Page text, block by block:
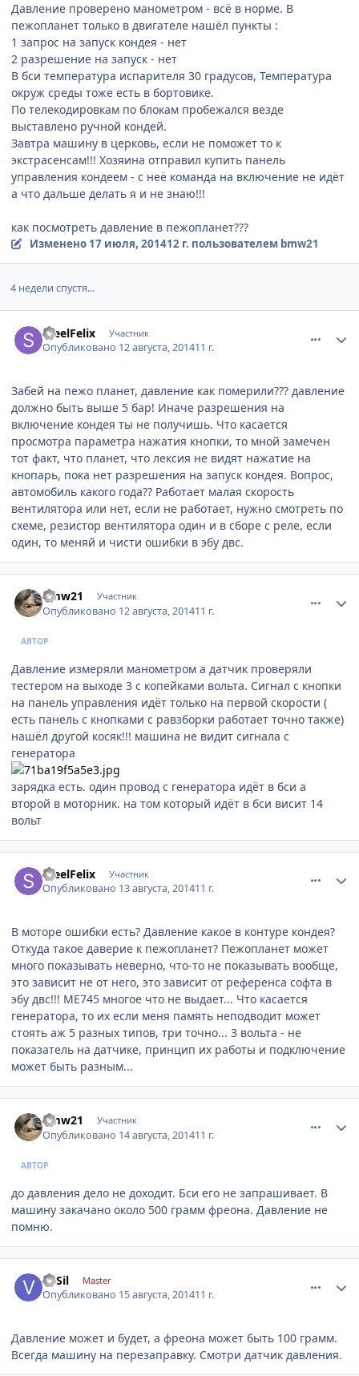
Давление проверено манометром - всё в норме. В
пежопланет только в двигателе нашёл пункты :
1 запрос на запуск кондея - нет
2 разрешение на запуск - нет
В бси температура испарителя 30 градусов, Температура
окруж среды тоже есть в бортовике.
По телекодировкам по блокам пробежался везде
выставлено ручной кондей.
Завтра машину в церковь, если не поможет то к
экстрасенсам!!! Хозяина отправил купить панель
управления кондеем - с неё команда на включение не идёт
а что дальше делать я и не знаю!!!
как посмотреть давление в пежопланет???
Изменено 17 июля, 201412 г. пользователем bmw21
4 недели спустя...
SteelFelix Участник
Опубликовано 12 августа, 201411 г.
Забей на пежо планет, давление как померили??? давление
должно быть выше 5 бар! Иначе разрешения на
включение кондея ты не получишь. Что касается
просмотра параметра нажатия кнопки, то мной замечен
тот факт, что планет, что лексия не видят нажатие на
кнопарь, пока нет разрешения на запуск кондея. Вопрос,
автомобиль какого года?? Работает малая скорость
вентилятора или нет, если не работает, нужно смотреть по
схеме, резистор вентилятора один и в сборе с реле, если
один, то меняй и чисти ошибки в эбу двс.
bmw21 Участник
Опубликовано 12 августа, 201411 г.
АВТОР
Давление измеряли манометром а датчик проверяли
тестером на выходе 3 с копейками вольта. Сигнал с кнопки
на панель управления идёт только на первой скорости (
есть панель с кнопками с равзборки работает точно также)
нашёл другой косяк!!! машина не видит сигнала с
генератора
зарядка есть. один провод с генератора идёт в бси а
второй в моторник. на том который идёт в бси висит 14
вольт
SteelFelix Участник
Опубликовано 13 августа, 201411 г.
В моторе ошибки есть? Давление какое в контуре кондея?
Откуда такое даверие к пежопланет? Пежопланет может
много показывать неверно, что-то не показывать вообще,
это зависит не от него, это зависит от референса софта в
эбу двс!!! ME745 многое что не выдает... Что касается
генератора, то их если меня память неподводит может
стоять аж 5 разных типов, три точно... 3 вольта - не
показатель на датчике, принцип их работы и подключение
может быть разным...
bmw21 Участник
Опубликовано 14 августа, 201411 г.
АВТОР
до давления дело не доходит. Бси его не запрашивает. В
машину закачано около 500 грамм фреона. Давление не
помню.
VaSil Master
Опубликовано 15 августа, 201411 г.
Давление может и будет, а фреона может быть 100 грамм.
Всегда машину на перезаправку. Смотри датчик давления.